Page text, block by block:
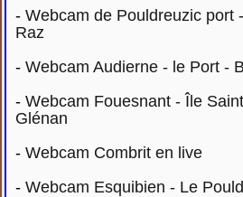
-Webcam de Pouldreuzic port
Raz
-Webcam Audierne - le Port -
-Webcam Fouesnant - Île
Glénan
-Webcam Combrit en live
-Webcam Esquibien - Le